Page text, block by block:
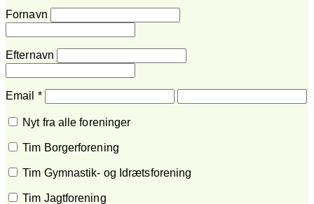
Fornavn
Efternavn
Email *
Nyt fra alle foreninger
Tim Borgerforening
Tim Gymnastik- og Idrætsforening
Tim Jagtforening